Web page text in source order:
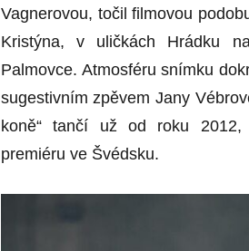
Vagnerovou, točil filmovou
Kristýna, v uličkách Hrádku
Palmovce. Atmosféru snímku
sugestivním zpěvem Jany
koně“ tančí už od roku 2012,
premiéru ve Švédsku.